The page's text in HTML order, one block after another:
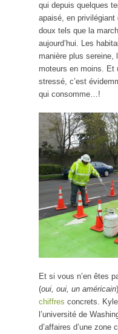
qui depuis quelques
apaisé, en
doux tels que la
aujourd’hui. Les
manière plus sereine,
moteurs en moins. Et
stressé, c’est
qui consomme…!
Et si vous n’en êtes
(oui, oui, un américain
chiffres concrets.
l’université de
d’affaires d’une zone